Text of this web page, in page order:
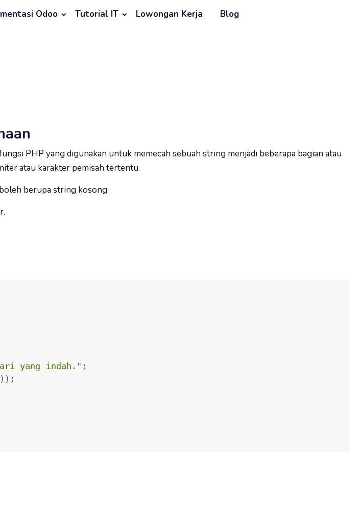
Odoo Tutorial IT Lowongan Kerja Blog
PHP yang digunakan untuk memecah sebuah string menjadi beberapa bagian atau
atau karakter pemisah tertentu.
berupa string kosong.
yang indah." ;
) ;